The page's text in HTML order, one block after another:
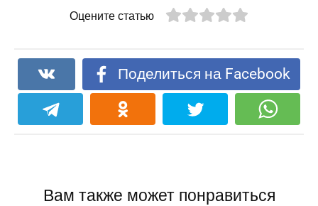
Оцените статью
Поделиться на Facebook
Вам также может понравиться